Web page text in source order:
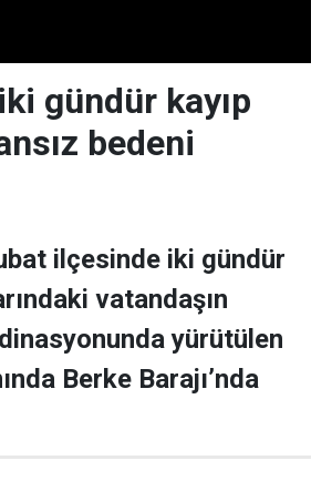
gündür kayıp
bedeni
ilçesinde iki gündür
vatandaşın
yürütülen
Berke Barajı’nda